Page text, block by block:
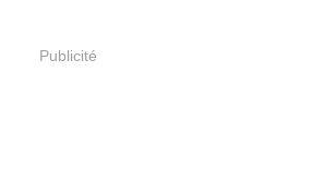
Publicité